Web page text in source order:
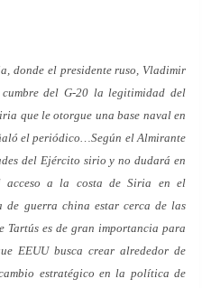
donde el presidente ruso, Vladimir
del G-20 la legitimidad del
que le otorgue una base naval en
el periódico…Según el Almirante
del Ejército sirio y no dudará en
acceso a la costa de Siria en el
guerra china estar cerca de las
Tartús es de gran importancia para
EEUU busca crear alrededor de
estratégico en la política de